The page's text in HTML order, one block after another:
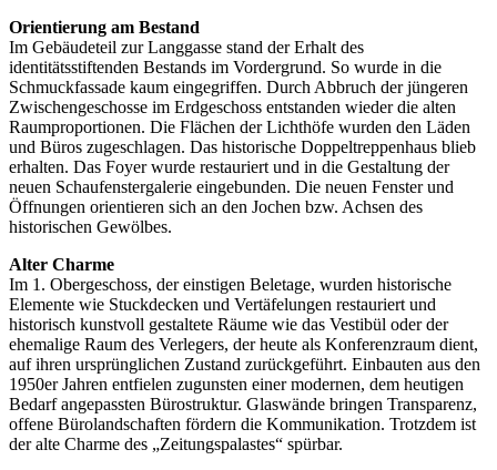
Orientierung am Bestand
Im Gebäudeteil zur Langgasse stand der Erhalt des
identitätsstiftenden Bestands im Vordergrund. So wurde in die
Schmuckfassade kaum eingegriffen. Durch Abbruch der jüngeren
Zwischengeschosse im Erdgeschoss entstanden wieder die alten
Raumproportionen. Die Flächen der Lichthöfe wurden den Läden
und Büros zugeschlagen. Das historische Doppeltreppenhaus blieb
erhalten. Das Foyer wurde restauriert und in die Gestaltung der
neuen Schaufenstergalerie eingebunden. Die neuen Fenster und
Öffnungen orientieren sich an den Jochen bzw. Achsen des
historischen Gewölbes.
Alter Charme
Im 1. Obergeschoss, der einstigen Beletage, wurden historische
Elemente wie Stuckdecken und Vertäfelungen restauriert und
historisch kunstvoll gestaltete Räume wie das Vestibül oder der
ehemalige Raum des Verlegers, der heute als Konferenzraum dient,
auf ihren ursprünglichen Zustand zurückgeführt. Einbauten aus den
1950er Jahren entfielen zugunsten einer modernen, dem heutigen
Bedarf angepassten Bürostruktur. Glaswände bringen Transparenz,
offene Bürolandschaften fördern die Kommunikation. Trotzdem ist
der alte Charme des „Zeitungspalastes“ spürbar.